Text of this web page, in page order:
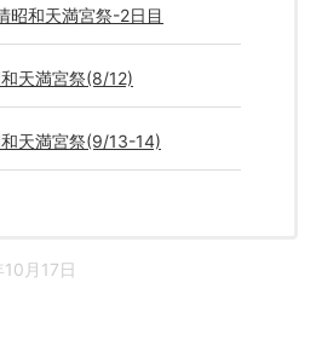
昭和天満宮祭-2日目
天満宮祭(8/12)
天満宮祭(9/13-14)
月17日